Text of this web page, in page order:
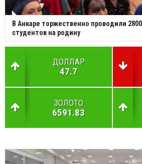
В Анкаре торжественно проводили
студентов на родину
ДОЛЛАР
47.7
ЗОЛОТО
6591.83